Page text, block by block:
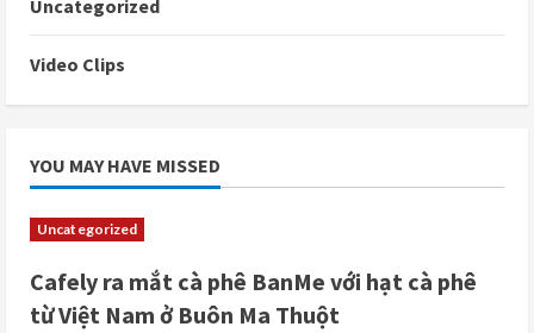
Uncategorized
Video Clips
YOU MAY HAVE MISSED
Uncategorized
Cafely ra mắt cà phê BanMe với hạt cà phê
từ Việt Nam ở Buôn Ma Thuột